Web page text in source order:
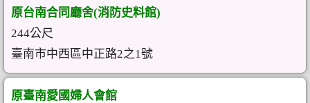
原台南合同廳舍(消防史料館)
244公尺
臺南市中西區中正路2之1號
原臺南愛國婦人會館